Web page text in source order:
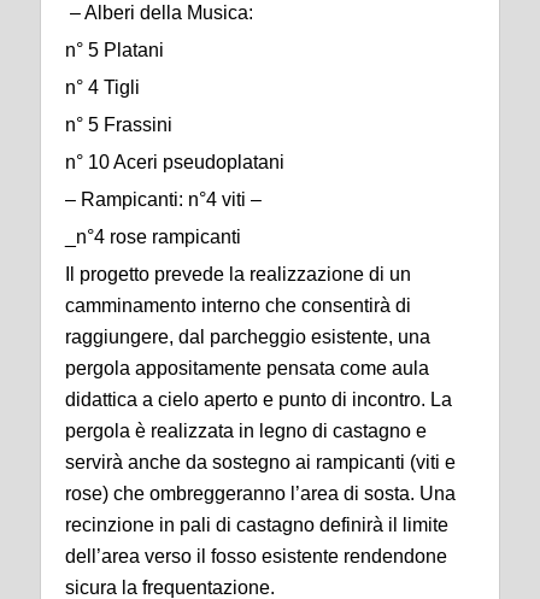
– Alberi della Musica:
n° 5 Platani
n° 4 Tigli
n° 5 Frassini
n° 10 Aceri pseudoplatani
– Rampicanti: n°4 viti –
_n°4 rose rampicanti
Il progetto prevede la realizzazione di un
camminamento interno che consentirà di
raggiungere, dal parcheggio esistente, una
pergola appositamente pensata come aula
didattica a cielo aperto e punto di incontro. La
pergola è realizzata in legno di castagno e
servirà anche da sostegno ai rampicanti (viti e
rose) che ombreggeranno l’area di sosta. Una
recinzione in pali di castagno definirà il limite
dell’area verso il fosso esistente rendendone
sicura la frequentazione.